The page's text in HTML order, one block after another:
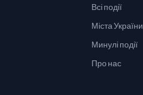
Всі події
Міста України
Минулі події
Про нас